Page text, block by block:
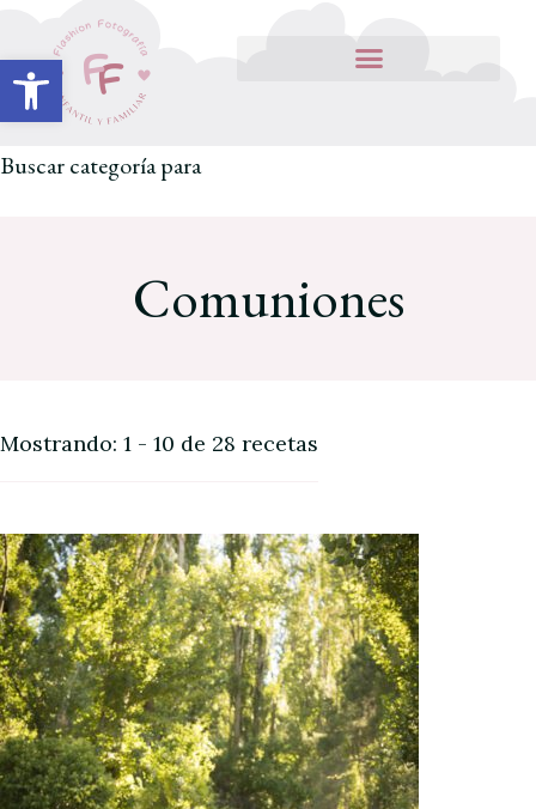
Abrir barra de herramientas
Buscar categoría para
Comuniones
Mostrando: 1 - 10 de 28 recetas